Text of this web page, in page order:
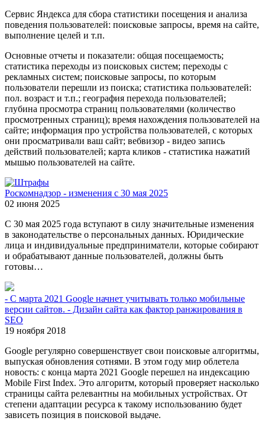
Сервис Яндекса для сбора статистики посещения и анализа
поведения пользователей: поисковые запросы, время на сайте,
выполнение целей и т.п.
Основные отчеты и показатели: общая посещаемость;
статистика переходы из поисковых систем; переходы с
рекламных систем; поисковые запросы, по которым
пользователи перешли из поиска; статистика пользователей:
пол. возраст и т.п.; география перехода пользователей;
глубина просмотра страниц пользователями (количество
просмотренных страниц); время нахождения пользователей на
сайте; информация про устройства пользователей, с которых
они просматривали ваш сайт; вебвизор - видео запись
действий пользователей; карта кликов - статистика нажатий
мышью пользователей на сайте.
Роскомнадзор - изменения с 30 мая 2025
02 июня 2025
С 30 мая 2025 года вступают в силу значительные изменения
в законодательстве о персональных данных. Юридические
лица и индивидуальные предприниматели, которые собирают
и обрабатывают данные пользователей, должны быть
готовы…
- С марта 2021 Google начнет учитывать только мобильные
версии сайтов. - Дизайн сайта как фактор ранжирования в
SEO
19 ноября 2018
Google регулярно совершенствует свои поисковые алгоритмы,
выпуская обновления сотнями. В этом году мир облетела
новость: с конца марта 2021 Google перешел на индексацию
Mobile First Index. Это алгоритм, который проверяет насколько
страницы сайта релевантны на мобильных устройствах. От
степени адаптации ресурса к такому использованию будет
зависеть позиция в поисковой выдаче.